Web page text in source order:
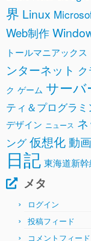
界 Linux
Web制作
トールマニアックス
ンターネット
ク ゲーム サーバ
ティ＆プログラ
デザイン ニュース
ング 仮想化動
日記 東海道新幹
メタ
ログイン
投稿フィード
コメントフィード